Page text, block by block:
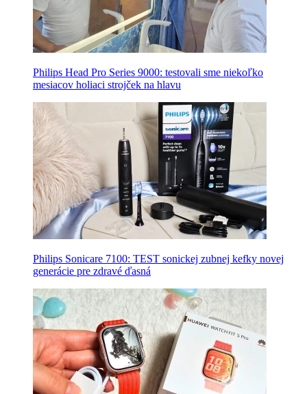
Philips Head Pro Series 9000: testovali sme niekoľko
mesiacov holiaci strojček na hlavu
Philips Sonicare 7100: TEST sonickej zubnej kefky novej
generácie pre zdravé ďasná